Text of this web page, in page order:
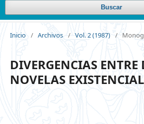
Buscar
Inicio / Archivos / Vol. 2 (1987) /
DIVERGENCIAS ENTRE
NOVELAS